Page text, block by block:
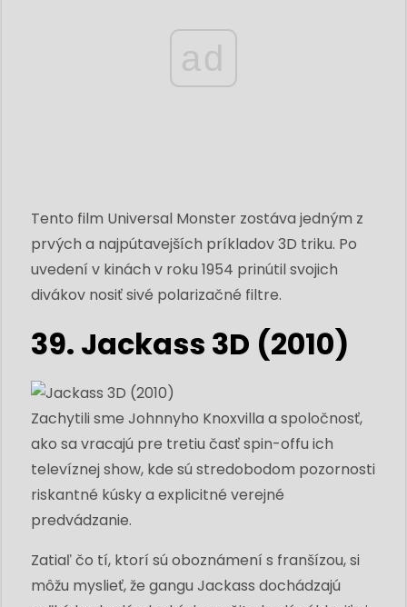
ad
Tento film Universal Monster zostáva jedným z
prvých a najpútavejších príkladov 3D triku. Po
uvedení v kinách v roku 1954 prinútil svojich
divákov nosiť sivé polarizačné filtre.
39. Jackass 3D (2010)
Zachytili sme Johnnyho Knoxvilla a spoločnosť,
ako sa vracajú pre tretiu časť spin-offu ich
televíznej show, kde sú stredobodom pozornosti
riskantné kúsky a explicitné verejné
predvádzanie.
Zatiaľ čo tí, ktorí sú oboznámení s franšízou, si
môžu myslieť, že gangu Jackass dochádzajú